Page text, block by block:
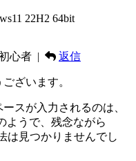
22H2 64bit
心者 | 返信
ざいます。
スが入力されるのは、
ようで、残念ながら
は見つかりませんでし